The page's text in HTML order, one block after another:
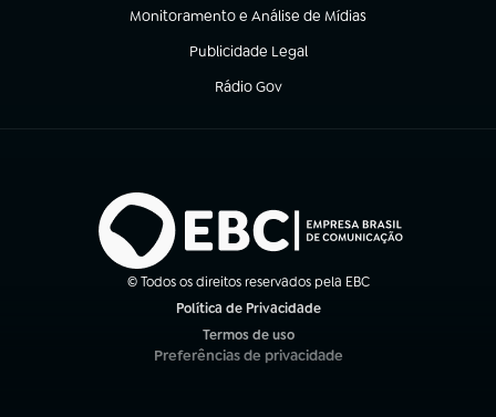
Monitoramento e Análise de Mídias
(abre em nova aba)
Publicidade Legal
(abre em nova aba)
Rádio Gov
(abre em nova aba)
© Todos os direitos reservados pela EBC
Política de Privacidade
Termos de uso
(abre em nova aba)
Preferências de privacidade